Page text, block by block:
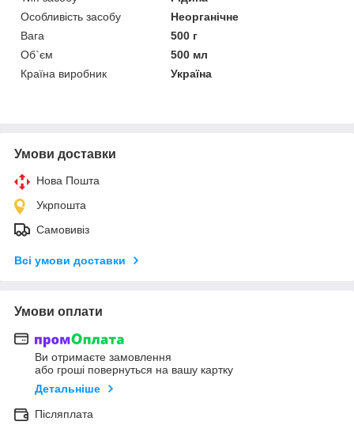
Особливість засобу
Неорганічне
Вага
500 г
Об`єм
500 мл
Країна виробник
Україна
Умови доставки
Нова Пошта
Укрпошта
Самовивіз
Всі умови доставки
Умови оплати
Ви отримаєте замовлення
або гроші повернуться на вашу картку
Детальніше
Післяплата